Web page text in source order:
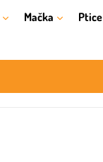
Mačka Ptice